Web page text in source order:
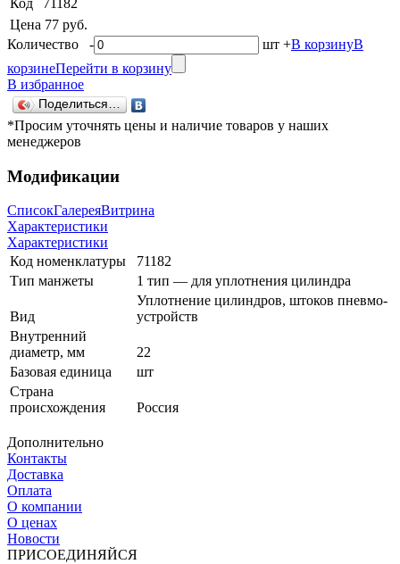
Цена 77 руб.
Количество - шт +В корзинуВ
корзинеПерейти в корзину
В избранное
Поделиться…
*Просим уточнять цены и наличие товаров у наших
менеджеров
Модификации
СписокГалереяВитрина
Характеристики
Характеристики
Код номенклатуры
71182
Тип манжеты
1 тип — для уплотнения цилиндра
Вид
Уплотнение цилиндров, штоков пневмо-
устройств
Внутренний
диаметр, мм
22
Базовая единица
шт
Страна
происхождения
Россия
Дополнительно
Контакты
Доставка
Оплата
О компании
О ценах
Новости
ПРИСОЕДИНЯЙСЯ